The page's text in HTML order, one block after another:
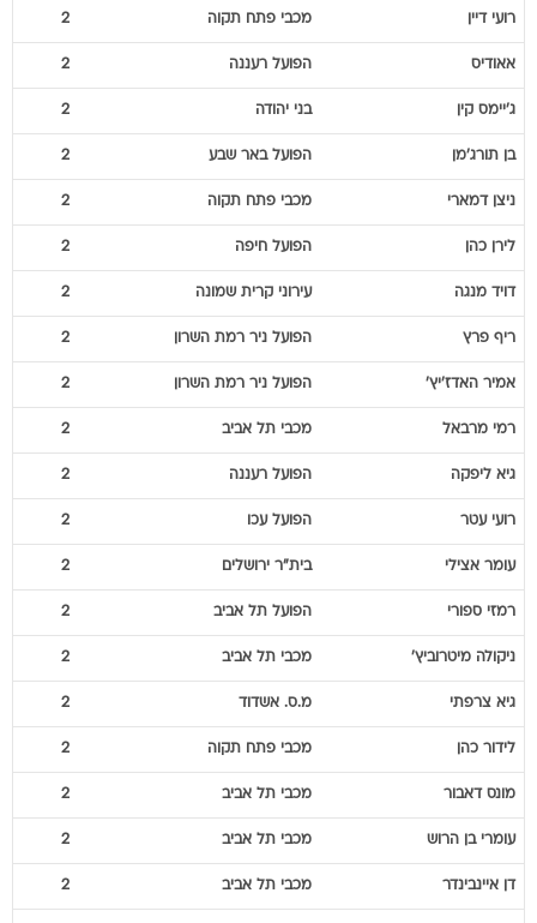
רועי דיין מכבי פתח תקוה 2
אאודיס הפועל רעננה 2
ג'יימס קין בני יהודה 2
בן תורג'מן הפועל באר שבע 2
ניצן דמארי מכבי פתח תקוה 2
לירן כהן הפועל חיפה 2
דויד מנגה עירוני קרית שמונה 2
ריף פרץ הפועל ניר רמת השרון 2
אמיר האדז'יץ' הפועל ניר רמת השרון 2
רמי מרבאל מכבי תל אביב 2
גיא ליפקה הפועל רעננה 2
רועי עטר הפועל עכו 2
עומר אצילי בית"ר ירושלים 2
רמזי ספורי הפועל תל אביב 2
ניקולה מיטרוביץ' מכבי תל אביב 2
גיא צרפתי מ.ס. אשדוד 2
לידור כהן מכבי פתח תקוה 2
מונס דאבור מכבי תל אביב 2
עומרי בן הרוש מכבי תל אביב 2
דן איינבינדר מכבי תל אביב 2